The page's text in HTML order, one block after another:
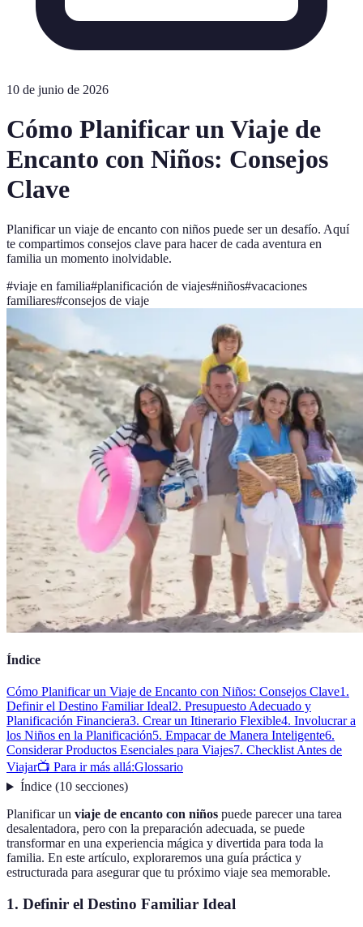
10 de junio de 2026
Cómo Planificar un Viaje de
Encanto con Niños: Consejos
Clave
Planificar un viaje de encanto con niños puede ser un desafío. Aquí
te compartimos consejos clave para hacer de cada aventura en
familia un momento inolvidable.
#viaje en familia#planificación de viajes#niños#vacaciones
familiares#consejos de viaje
Índice
Cómo Planificar un Viaje de Encanto con Niños: Consejos Clave1.
Definir el Destino Familiar Ideal2. Presupuesto Adecuado y
Planificación Financiera3. Crear un Itinerario Flexible4. Involucrar a
los Niños en la Planificación5. Empacar de Manera Inteligente6.
Considerar Productos Esenciales para Viajes7. Checklist Antes de
Viajar📺 Para ir más allá:Glossario
Índice(10 secciones)
Planificar un viaje de encanto con niños puede parecer una tarea
desalentadora, pero con la preparación adecuada, se puede
transformar en una experiencia mágica y divertida para toda la
familia. En este artículo, exploraremos una guía práctica y
estructurada para asegurar que tu próximo viaje sea memorable.
1. Definir el Destino Familiar Ideal